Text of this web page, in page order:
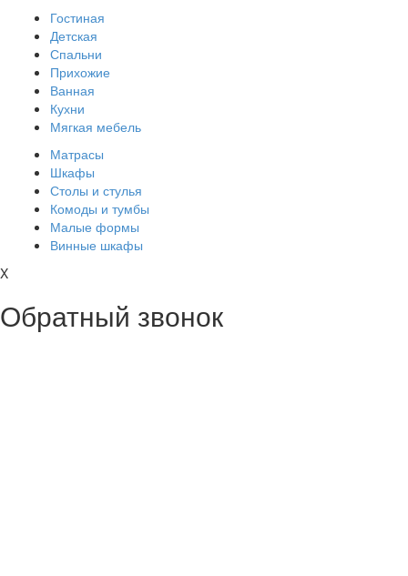
Гостиная
Детская
Спальни
Прихожие
Ванная
Кухни
Мягкая мебель
Матрасы
Шкафы
Столы и стулья
Комоды и тумбы
Малые формы
Винные шкафы
X
Обратный звонок